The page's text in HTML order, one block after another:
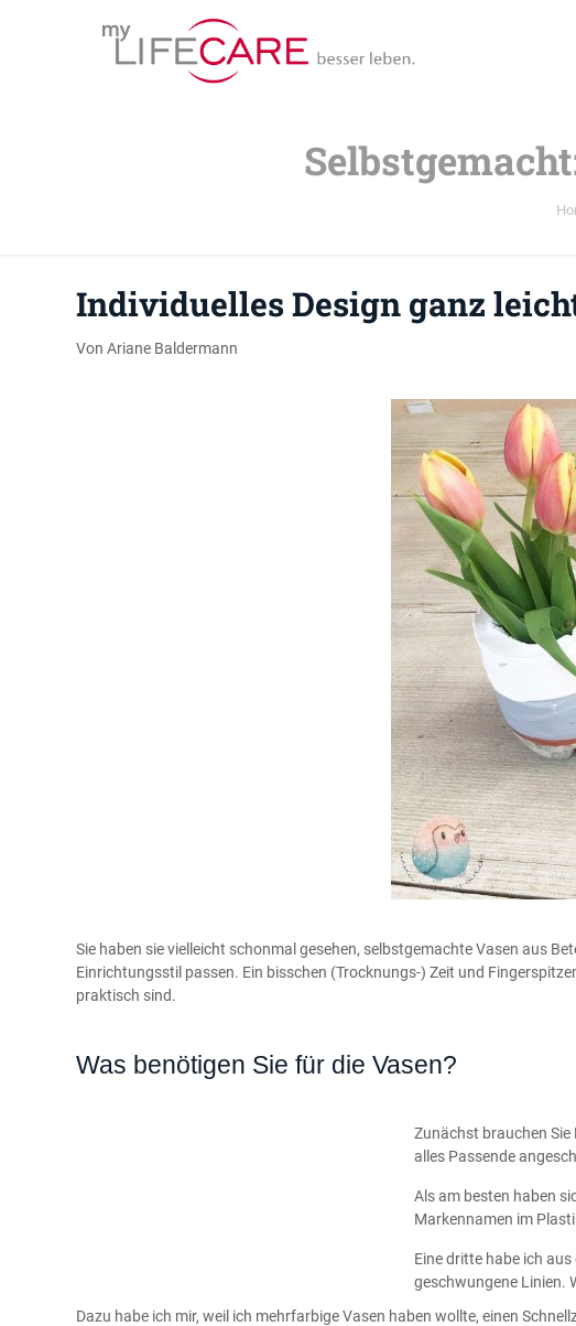
Individuelles Design ganz
Von Ariane Baldermann
Sie haben sie vielleicht schonmal gesehen, selbstgemachte Vasen aus
Einrichtungsstil passen. Ein bisschen (Trocknungs-) Zeit und
praktisch sind.
Was benötigen Sie für die Vasen?
Zunächst brauchen
alles Passende
Als am besten haben
Markennamen im
Eine dritte habe ich
geschwungene Linien.
Dazu habe ich mir, weil ich mehrfarbige Vasen haben wollte, einen